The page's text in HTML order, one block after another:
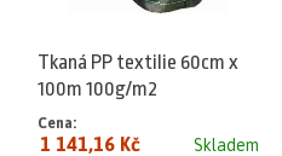
Tkaná PP textilie 60cm x
100m 100g/m2
Skladem
Cena:
1 141,16 Kč